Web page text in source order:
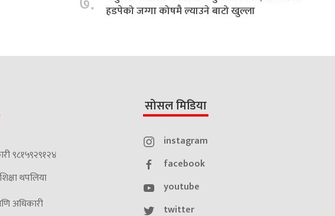
हडपेको जग्गा कोषमै ल्याउने बाटो खुल्ला
९८१५९२९१२४
शिक्षा थपलिया
अधिकारी
सोसल मिडिया
instagram
facebook
youtube
twitter